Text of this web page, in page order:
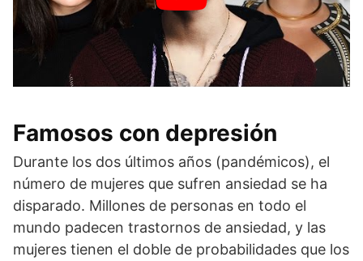
Famosos con depresión
Durante los dos últimos años (pandémicos), el
número de mujeres que sufren ansiedad se ha
disparado. Millones de personas en todo el
mundo padecen trastornos de ansiedad, y las
mujeres tienen el doble de probabilidades que los